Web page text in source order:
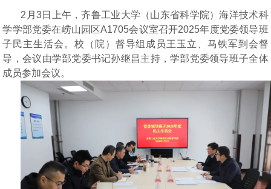
2 月3日上午，齐鲁工业大学（山东省科学院）海洋技术科
学学部党委在崂山园区A1705会议室召开2025年度党委领导班
子民主生活会。校（院）督导组成员 王玉立 马铁军到会督
导 ，会议由学部党委书记孙继昌主持，学部党委领导班子全体
成员参加会议。